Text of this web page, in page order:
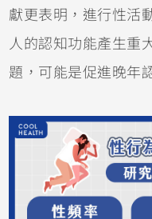
獻更表明，進行性活
人的認知功能產生重
題，可能是促進晚年